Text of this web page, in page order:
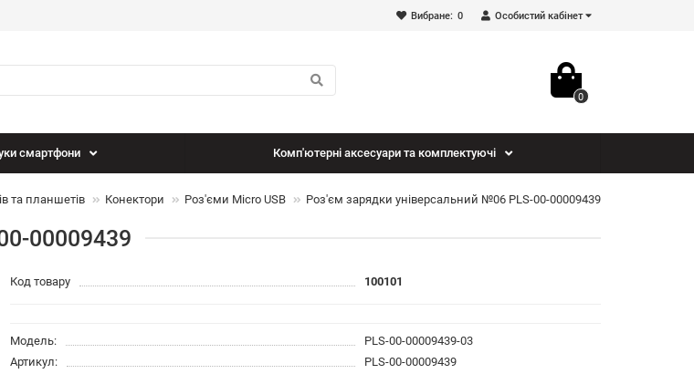
Особистий кабінет
Вибране: 0
0
смартфони Комп'ютерні аксесуари та комплектуючі
та планшетів Конектори Роз'єми Micro USB Роз'єм зарядки універсальний №06 PLS-00-00009439
00009439
Код товару 100101
Модель:
PLS-00-00009439-03
Артикул:
PLS-00-00009439